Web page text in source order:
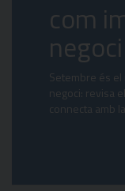
com
Setembre és
negoci: revisa
connecta amb